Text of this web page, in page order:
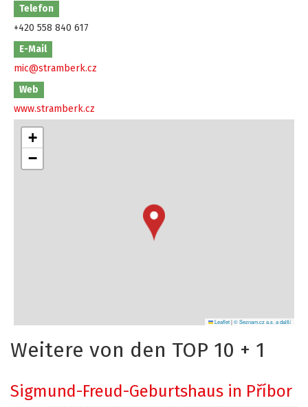
Telefon
+420 558 840 617
E-Mail
mic@stramberk.cz
Web
www.stramberk.cz
+
−
Leaflet|© Seznam.cz a.s. a další
Weitere von den TOP 10 + 1
Sigmund-Freud-Geburtshaus in Příbor